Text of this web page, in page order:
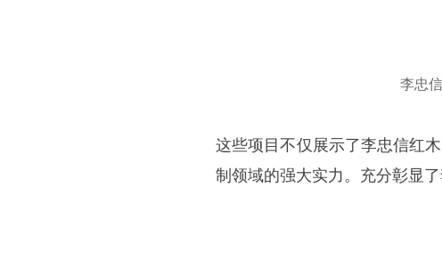
李忠
这些项目不仅展示了李忠信红
制领域的强大实力。充分彰显